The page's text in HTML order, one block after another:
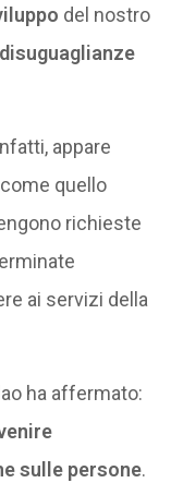
del nostro
appare
quello
richieste
ai servizi della
ha affermato:
sulle persone.